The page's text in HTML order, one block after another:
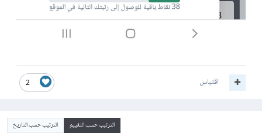
2 اقتباس
الترتيب حسب التقييم الترتيب حسب التاريخ